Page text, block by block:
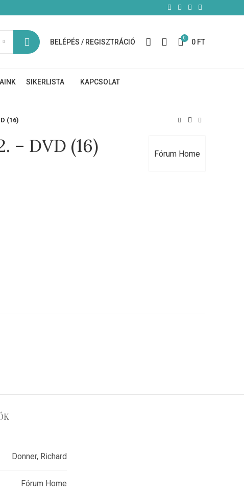
BELÉPÉS / REGISZTRÁCIÓ 0 0 FT
SIKERLISTA KAPCSOLAT
(16)
Fórum Home
– DVD (16)
Donner, Richard
Fórum Home